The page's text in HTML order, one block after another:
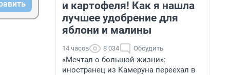
и картофеля! Как я нашла
лучшее удобрение для
яблони и малины
14 часов 8 034 Обсудить
«Мечтал о большой жизни»:
иностранец из Камеруна переехал в